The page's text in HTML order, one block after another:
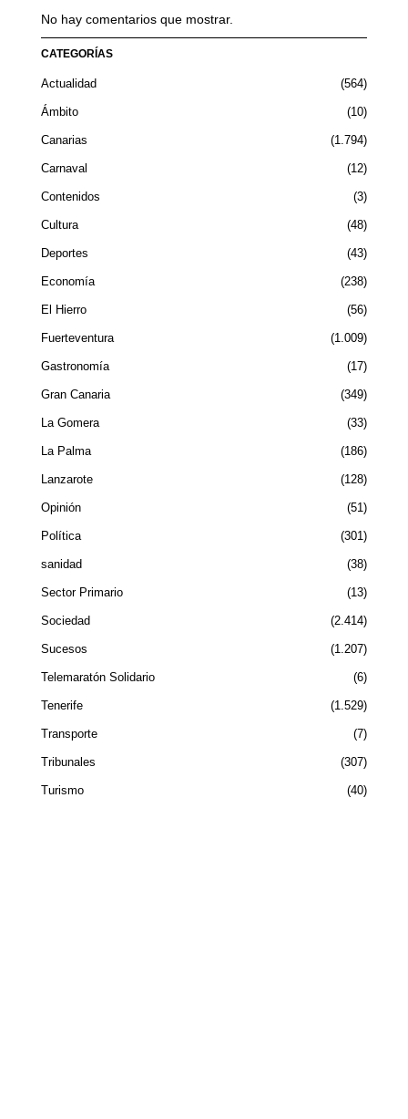
No hay comentarios que mostrar.
CATEGORÍAS
Actualidad 564
Ámbito 10
Canarias 1.794
Carnaval 12
Contenidos 3
Cultura 48
Deportes 43
Economía 238
El Hierro 56
Fuerteventura 1.009
Gastronomía 17
Gran Canaria 349
La Gomera 33
La Palma 186
Lanzarote 128
Opinión 51
Política 301
sanidad 38
Sector Primario 13
Sociedad 2.414
Sucesos 1.207
Telemaratón Solidario 6
Tenerife 1.529
Transporte 7
Tribunales 307
Turismo 40